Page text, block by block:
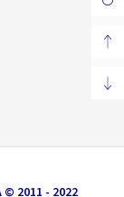
2011 - 2022